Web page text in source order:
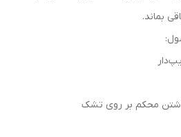
بماند.
محکم بر روی تشک